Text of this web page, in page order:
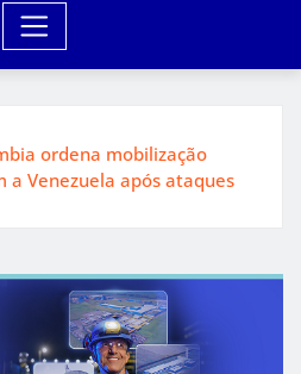
ordena mobilização
Venezuela após ataques